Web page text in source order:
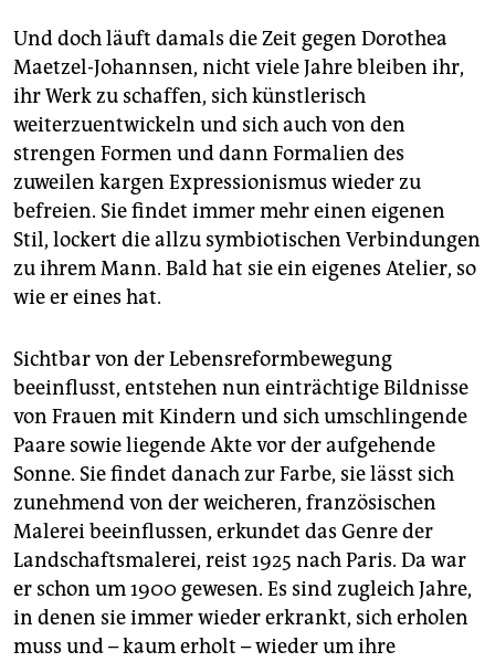
Und doch läuft damals die Zeit gegen Dorothea
Maetzel-Johannsen, nicht viele Jahre bleiben ihr,
ihr Werk zu schaffen, sich künstlerisch
weiterzuentwickeln und sich auch von den
strengen Formen und dann Formalien des
zuweilen kargen Expressionismus wieder zu
befreien. Sie findet immer mehr einen eigenen
Stil, lockert die allzu symbiotischen Verbindungen
zu ihrem Mann. Bald hat sie ein eigenes Atelier, so
wie er eines hat.
Sichtbar von der Lebensreformbewegung
beeinflusst, entstehen nun einträchtige Bildnisse
von Frauen mit Kindern und sich umschlingende
Paare sowie liegende Akte vor der aufgehende
Sonne. Sie findet danach zur Farbe, sie lässt sich
zunehmend von der weicheren, französischen
Malerei beeinflussen, erkundet das Genre der
Landschaftsmalerei, reist 1925 nach Paris. Da war
er schon um 1900 gewesen. Es sind zugleich Jahre,
in denen sie immer wieder erkrankt, sich erholen
muss und – kaum erholt – wieder um ihre